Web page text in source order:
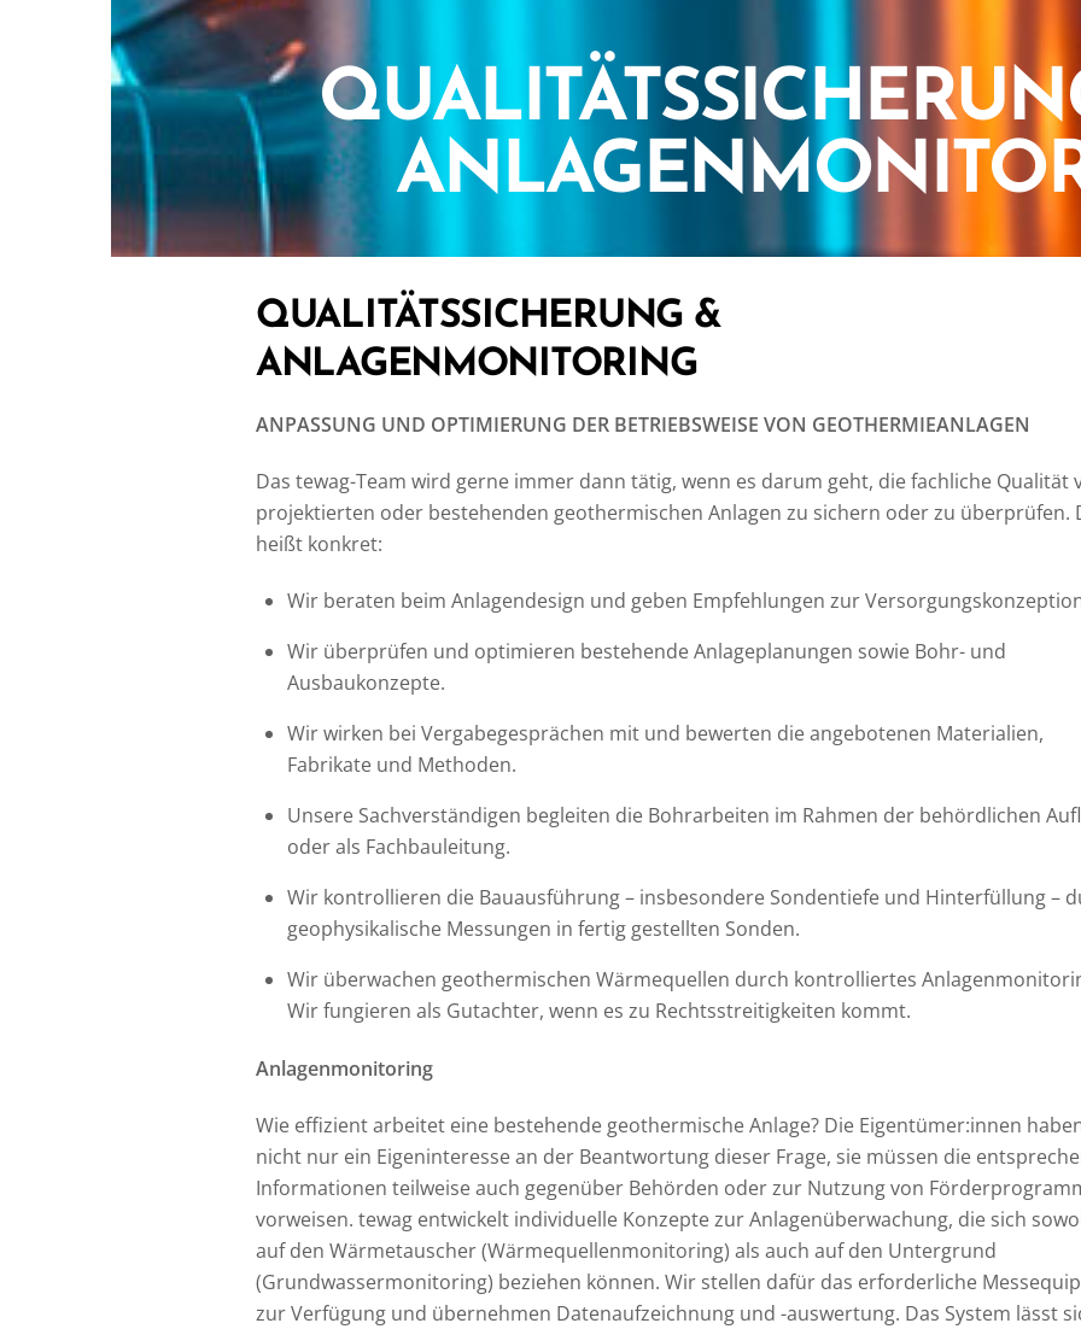
QUALITÄTSSICHERUNG &
ANLAGENMONITORING
ANPASSUNG UND OPTIMIERUNG DER BETRIEBSWEISE VON GEOTHERMIEANLAGEN
Das tewag-Team wird gerne immer dann tätig, wenn es darum geht, die fachliche Qualität
projektierten oder bestehenden geothermischen Anlagen zu sichern oder zu überprüfen.
heißt konkret:
Wir beraten beim Anlagendesign und geben Empfehlungen zur
Wir überprüfen und optimieren bestehende Anlageplanungen sowie Bohr- und
Ausbaukonzepte.
Wir wirken bei Vergabegesprächen mit und bewerten die angebotenen Materialien,
Fabrikate und Methoden.
Unsere Sachverständigen begleiten die Bohrarbeiten im Rahmen der behördlichen
oder als Fachbauleitung.
Wir kontrollieren die Bauausführung – insbesondere Sondentiefe und Hinterfüllung –
geophysikalische Messungen in fertig gestellten Sonden.
Wir überwachen geothermischen Wärmequellen durch kontrolliertes
Wir fungieren als Gutachter, wenn es zu Rechtsstreitigkeiten kommt.
Anlagenmonitoring
Wie effizient arbeitet eine bestehende geothermische Anlage? Die Eigentümer:innen
nicht nur ein Eigeninteresse an der Beantwortung dieser Frage, sie müssen die
Informationen teilweise auch gegenüber Behörden oder zur Nutzung von
vorweisen. tewag entwickelt individuelle Konzepte zur Anlagenüberwachung, die sich
auf den Wärmetauscher (Wärmequellenmonitoring) als auch auf den Untergrund
(Grundwassermonitoring) beziehen können. Wir stellen dafür das erforderliche
zur Verfügung und übernehmen Datenaufzeichnung und -auswertung. Das System lässt